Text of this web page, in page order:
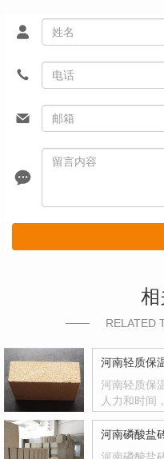
相
RELATED
河南轻质保
河南轻质保
人力和时间
河南磷酸盐